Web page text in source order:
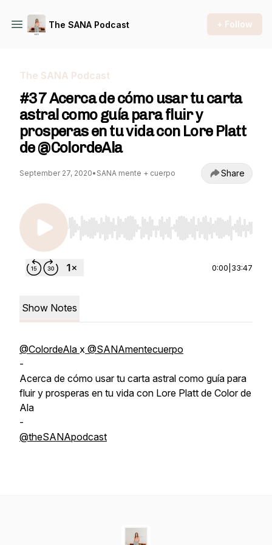
The SANA Podcast + Follow
The SANA Podcast
#37 Acerca de cómo usar tu carta
astral como guía para fluir y
prosperas en tu vida con Lore Platt
de @ColordeAla
September 27, 2020• SANA mente + cuerpo Share
Use Left/Right to seek, Home/End to jump
0:00 33:47
Show Notes
@ColordeAla x @SANAmentecuerpo
-
Acerca de cómo usar tu carta astral como guía para
fluir y prosperas en tu vida con Lore Platt de Color de
Ala
-
@theSANApodcast